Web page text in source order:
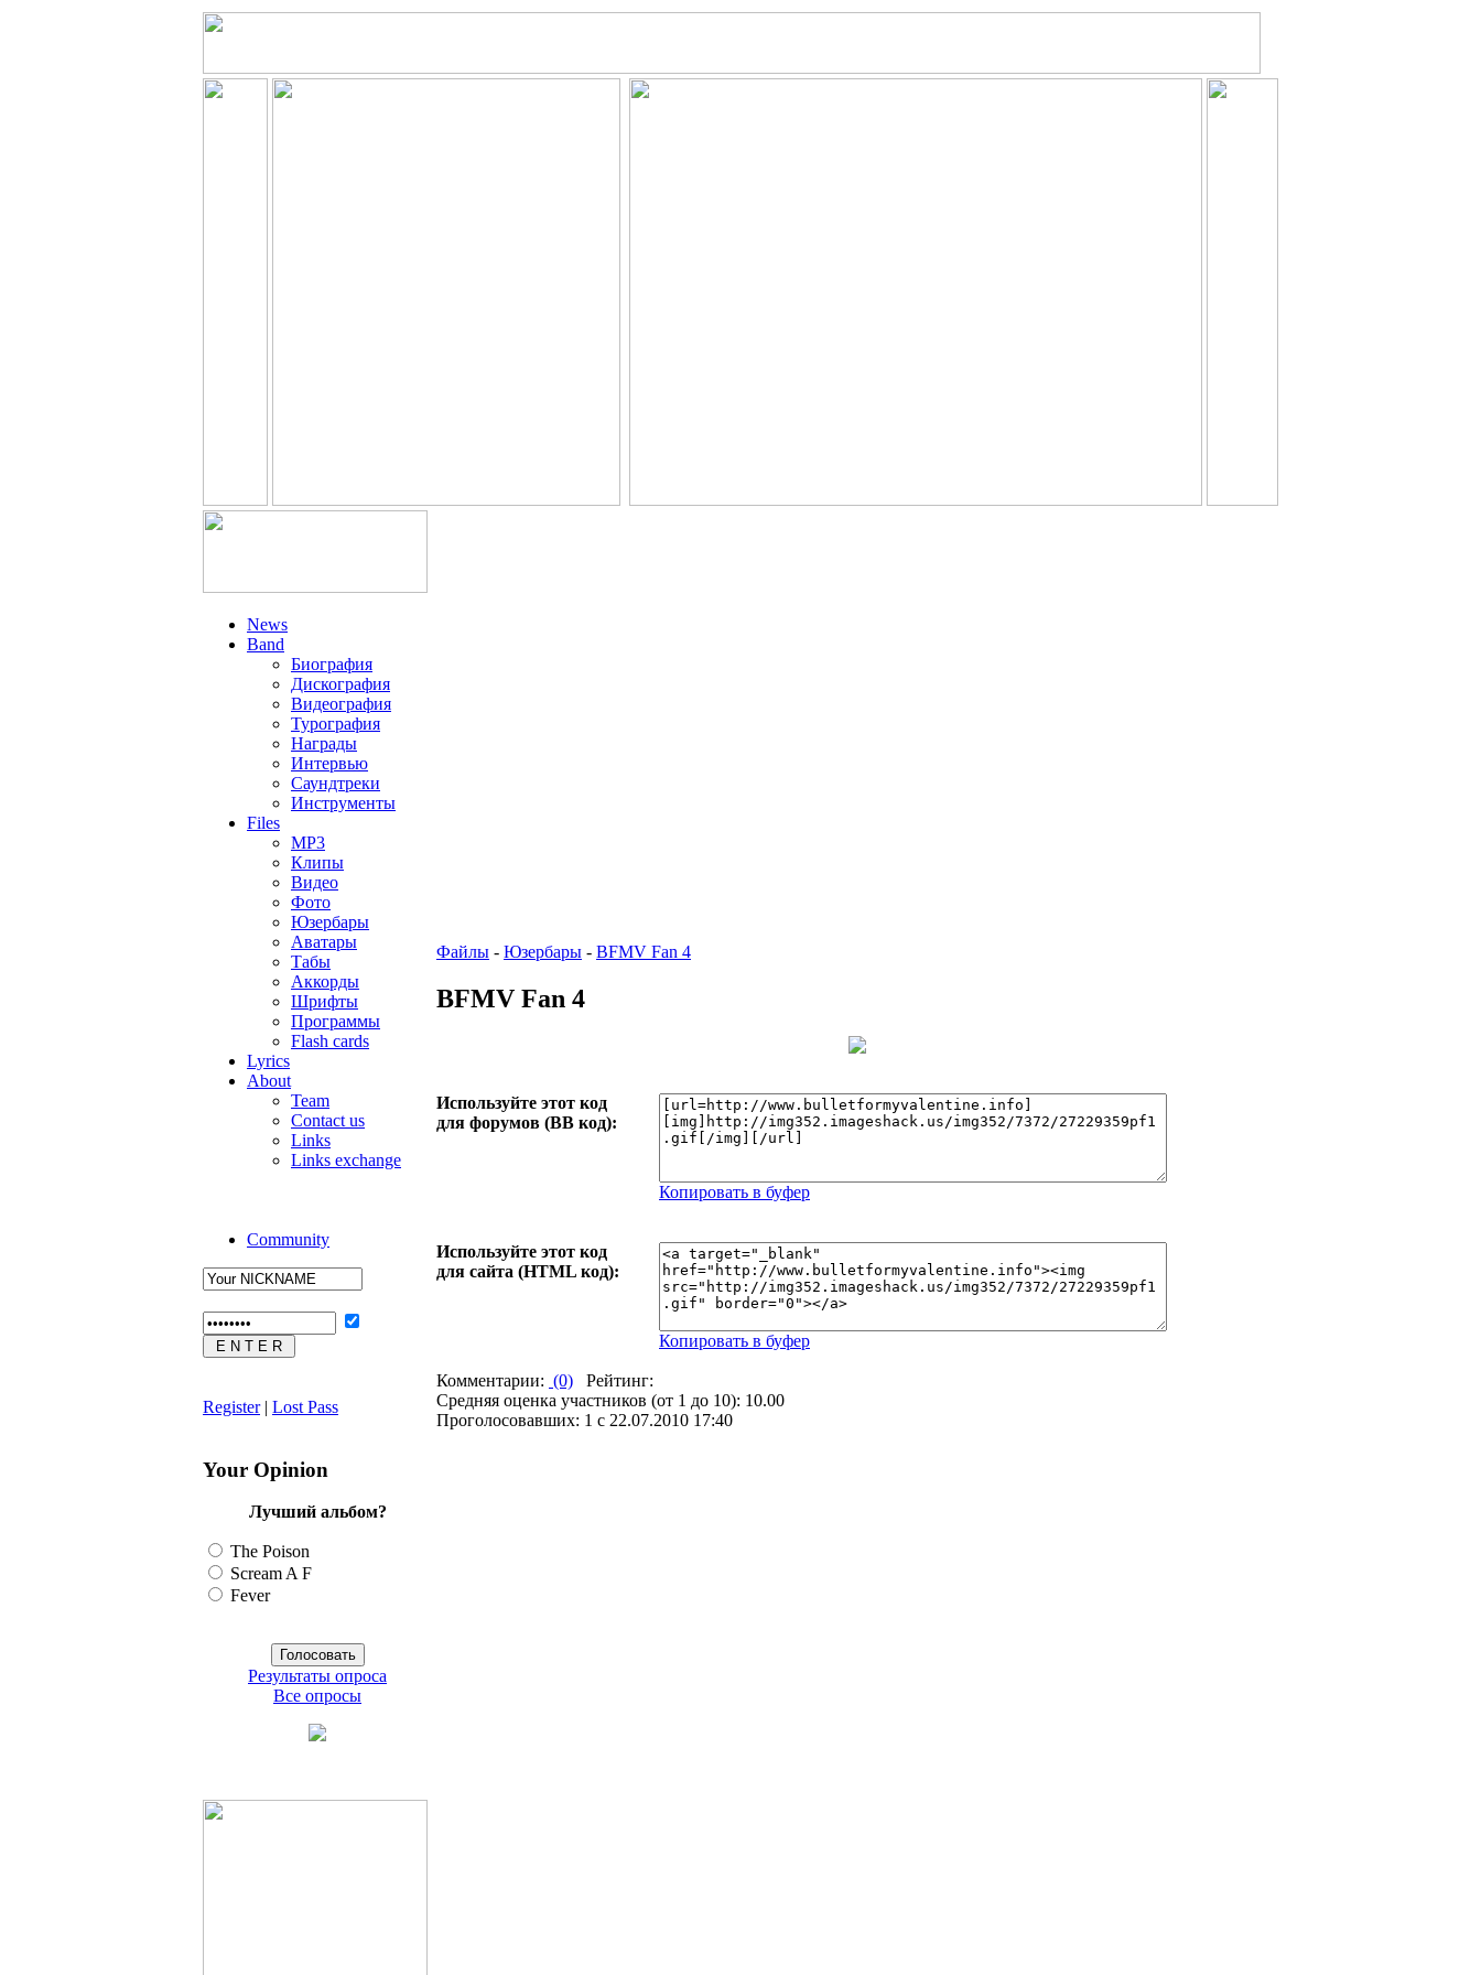
News
Band
Биография
Дискография
Видеография
Турография
Награды
Интервью
Саундтреки
Инструменты
Files
MP3
Клипы
Видео
Фото
Юзербары
Аватары
Табы
Аккорды
Шрифты
Программы
Flash cards
Lyrics
About
Team
Contact us
Links
Links exchange
Community
Register| Lost Pass
Your Opinion
Лучший альбом?
The Poison
Scream A F
Fever
Результаты опроса
Все опросы
Файлы - Юзербары - BFMV Fan 4
BFMV Fan 4
Используйте этот код
для форумов (BB код):
Копировать в буфер
Используйте этот код
для сайта (HTML код):
Копировать в буфер
Комментарии: (0) Рейтинг:
Средняя оценка участников (от 1 до 10): 10.00
Проголосовавших: 1 с 22.07.2010 17:40